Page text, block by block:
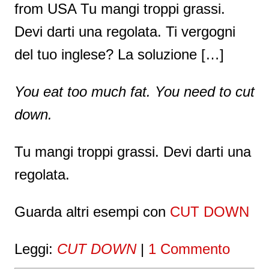
from USA Tu mangi troppi grassi.
Devi darti una regolata. Ti vergogni
del tuo inglese? La soluzione […]
You eat too much fat. You need to cut
down.
Tu mangi troppi grassi. Devi darti una
regolata.
Guarda altri esempi con CUT DOWN
Leggi: CUT DOWN| 1 Commento